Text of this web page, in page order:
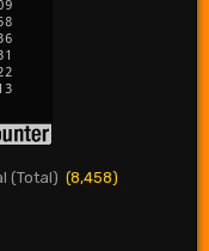
(Total) (8,458)